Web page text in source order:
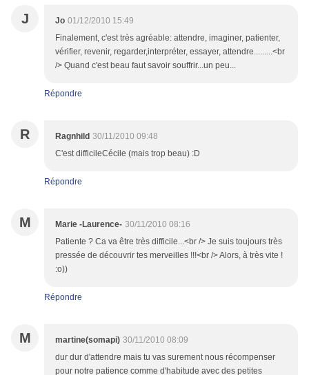
J Jo 01/12/2010 15:49
Finalement, c'est très agréable: attendre, imaginer, patienter,
vérifier, revenir, regarder,interpréter, essayer, attendre.........<br
/> Quand c'est beau faut savoir souffrir...un peu...
Répondre
R Ragnhild 30/11/2010 09:48
C'est difficileCécile (mais trop beau) :D
Répondre
M Marie -Laurence- 30/11/2010 08:16
Patiente ? Ca va être très difficile...<br /> Je suis toujours très
pressée de découvrir tes merveilles !!!<br /> Alors, à très vite !
:o))
Répondre
M martine(somapi) 30/11/2010 08:09
dur dur d'attendre mais tu vas surement nous récompenser
pour notre patience comme d'habitude avec des petites